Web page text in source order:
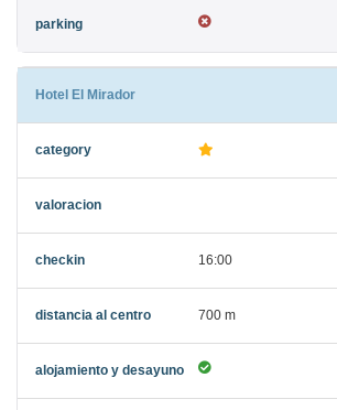
Hotel El Mirador
16:00
700 m